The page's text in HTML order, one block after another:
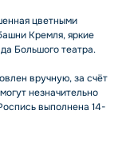
цветными
Кремля, яркие
Большого театра.
вручную, за счёт
незначительно
выполнена 14-